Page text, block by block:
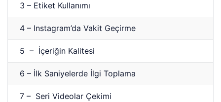
3 – Etiket Kullanımı
4 – Instagram’da Vakit Geçirme
5 – İçeriğin Kalitesi
6 – İlk Saniyelerde İlgi Toplama
7 – Seri Videolar Çekimi